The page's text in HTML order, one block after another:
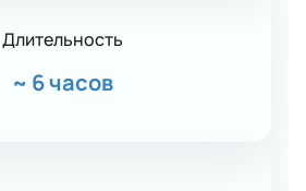
Длительность
~ 6 часов